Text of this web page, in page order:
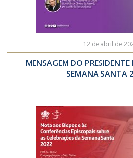
12 de abril de
MENSAGEM DO
SEMANA SANTA